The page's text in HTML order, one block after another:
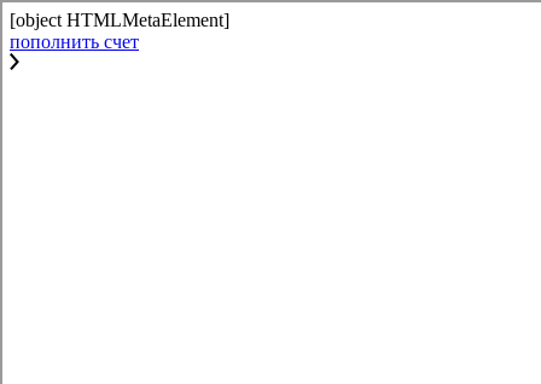
[object HTMLMetaElement]
пополнить счет